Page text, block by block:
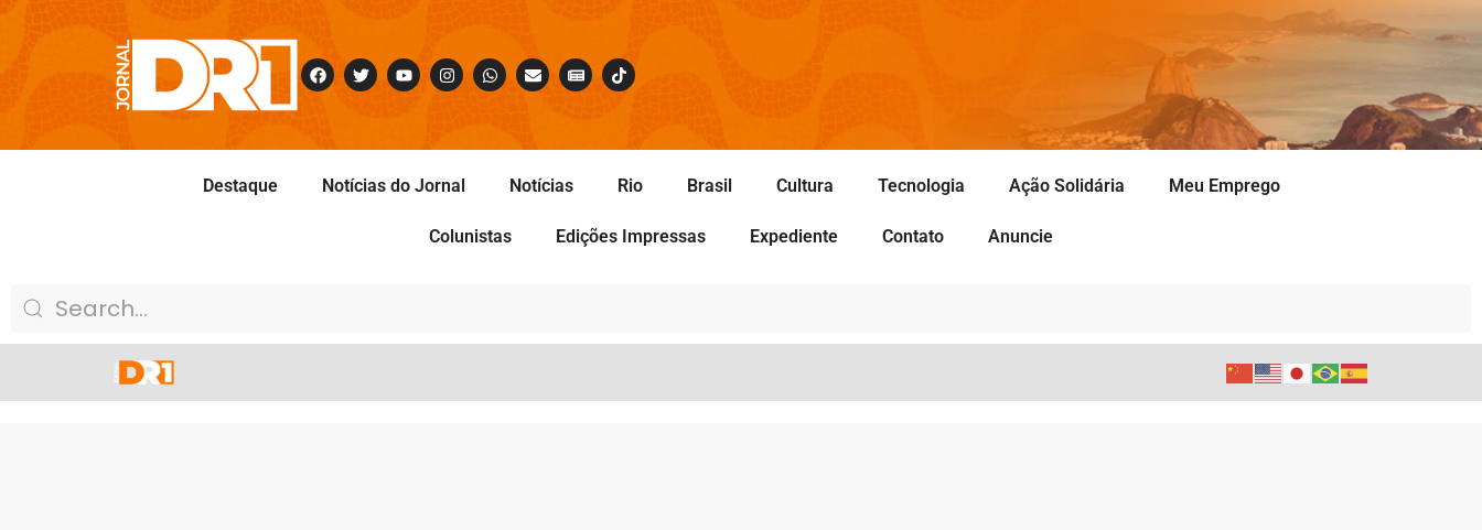
Destaque Notícias do Jornal Notícias Rio Brasil Cultura Tecnologia Ação Solidária Meu Emprego
Colunistas Edições Impressas Expediente Contato Anuncie